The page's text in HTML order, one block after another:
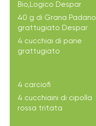
Bio,Logico Despar
40 g di Grana Padano
grattugiato Despar
4 cucchiai di pane
grattugiato
4 carciofi
4 cucchiaini di cipolla
rossa tritata